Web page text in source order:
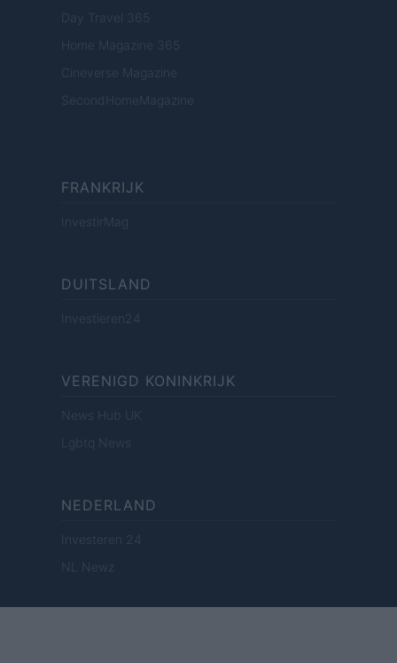
Day Travel 365
Home Magazine 365
Cineverse Magazine
SecondHomeMagazine
FRANKRIJK
InvestirMag
DUITSLAND
Investieren24
VERENIGD KONINKRIJK
News Hub UK
Lgbtq News
NEDERLAND
Investeren 24
NL Newz